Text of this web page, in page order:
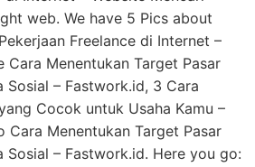
web. We have 5 Pics about
Freelance di Internet –
Cara Menentukan Target Pasar
Sosial – Fastwork.id, 3 Cara
Cocok untuk Usaha Kamu –
Cara Menentukan Target Pasar
Sosial – Fastwork.id. Here you go: